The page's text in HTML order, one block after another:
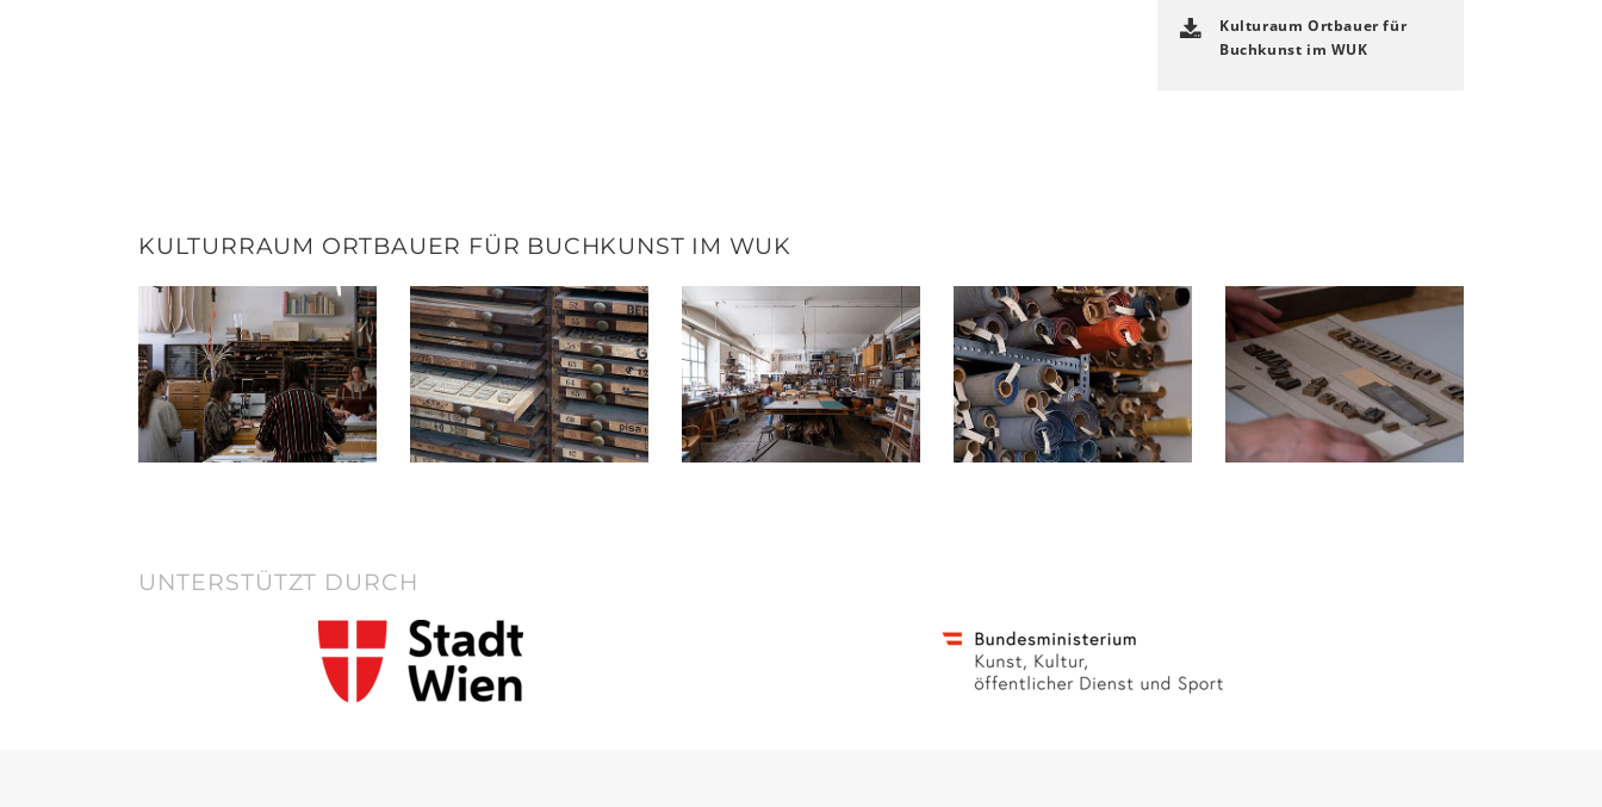
Kulturaum Ortbauer für
Buchkunst im WUK
KULTURRAUM ORTBAUER FÜR BUCHKUNST IM WUK
UNTERSTÜTZT DURCH